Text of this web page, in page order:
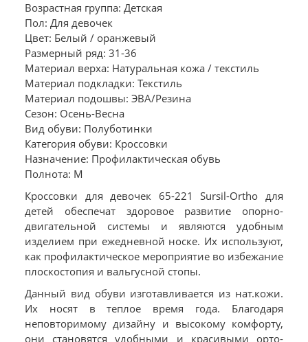
Возрастная группа: Детская
Пол: Для девочек
Цвет: Белый / оранжевый
Размерный ряд: 31-36
Материал верха: Натуральная кожа / текстиль
Материал подкладки: Текстиль
Материал подошвы: ЭВА/Резина
Сезон: Осень-Весна
Вид обуви: Полуботинки
Категория обуви: Кроссовки
Назначение: Профилактическая обувь
Полнота: M
Кроссовки для девочек 65-221 Sursil-Ortho для
детей обеспечат здоровое развитие опорно-
двигательной системы и являются удобным
изделием при ежедневной носке. Их используют,
как профилактическое мероприятие во избежание
плоскостопия и вальгусной стопы.
Данный вид обуви изготавливается из нат.кожи.
Их носят в теплое время года. Благодаря
неповторимому дизайну и высокому комфорту,
они становятся удобными и красивыми орто-